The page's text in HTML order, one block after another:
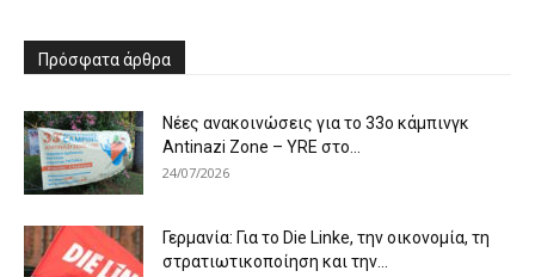
Πρόσφατα άρθρα
Νέες ανακοινώσεις για το 33ο κάμπινγκ
Antinazi Zone – YRE στο...
24/07/2026
Γερμανία: Για το Die Linke, την οικονομία, τη
στρατιωτικοποίηση και την...